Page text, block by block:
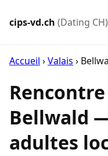
cips-vd.ch (Dating CH)
Accueil ›Valais ›
Bellwald
adultes